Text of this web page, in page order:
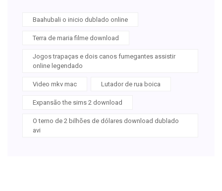
Baahubali o inicio dublado online
Terra de maria filme download
Jogos trapaças e dois canos fumegantes assistir
online legendado
Video mkv mac Lutador de rua boica
Expansão the sims 2 download
O terno de 2 bilhões de dólares download dublado
avi